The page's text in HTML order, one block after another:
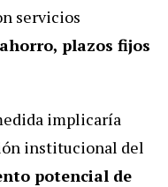
servicios
plazos fijos
implicaría
institucional del
potencial de